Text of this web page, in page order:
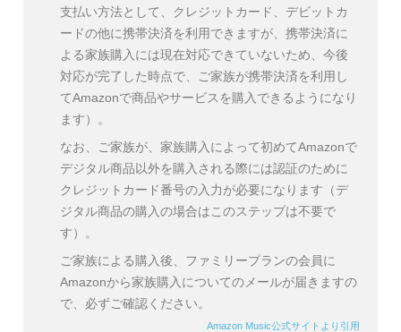
支払い方法として、クレジットカード、デビットカ
ードの他に携帯決済を利用できますが、携帯決済に
よる家族購入には現在対応できていないため、今後
対応が完了した時点で、ご家族が携帯決済を利用し
てAmazonで商品やサービスを購入できるようになり
ます）。
なお、ご家族が、家族購入によって初めてAmazonで
デジタル商品以外を購入される際には認証のために
クレジットカード番号の入力が必要になります（デ
ジタル商品の購入の場合はこのステップは不要で
す）。
ご家族による購入後、ファミリープランの会員に
Amazonから家族購入についてのメールが届きますの
で、必ずご確認ください。
Amazon Music公式サイトより引用